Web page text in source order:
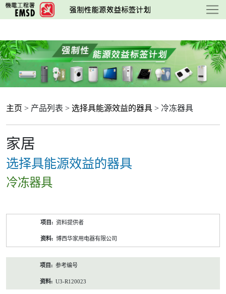
跳
至
要
内
容
主页 > 产品列表 > 选择具能源效益的器具 > 冷冻器具
家居
选择具能源效益的器具
冷冻器具
资料提供者
博西华家用电器有限公司
参考编号
U3-R120023